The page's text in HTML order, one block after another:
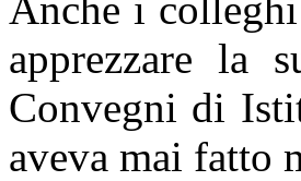
apprezzare la
Convegni di
aveva mai fatto